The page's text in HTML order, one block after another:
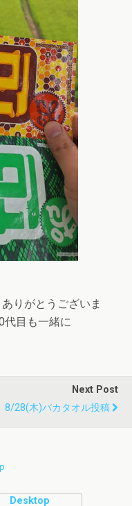
りがとうございま
代目も一緒に
Next Post
8/28(木)バカタオル投稿
Desktop